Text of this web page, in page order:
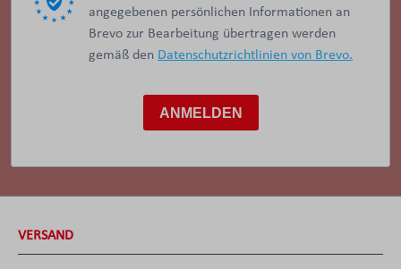
angegebenen persönlichen Informationen an
Brevo zur Bearbeitung übertragen werden
gemäß den Datenschutzrichtlinien von Brevo.
ANMELDEN
VERSAND